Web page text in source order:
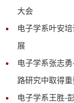
大会
电子学系叶安
展
电子学系张志
路研究中取得
电子学系王胜-